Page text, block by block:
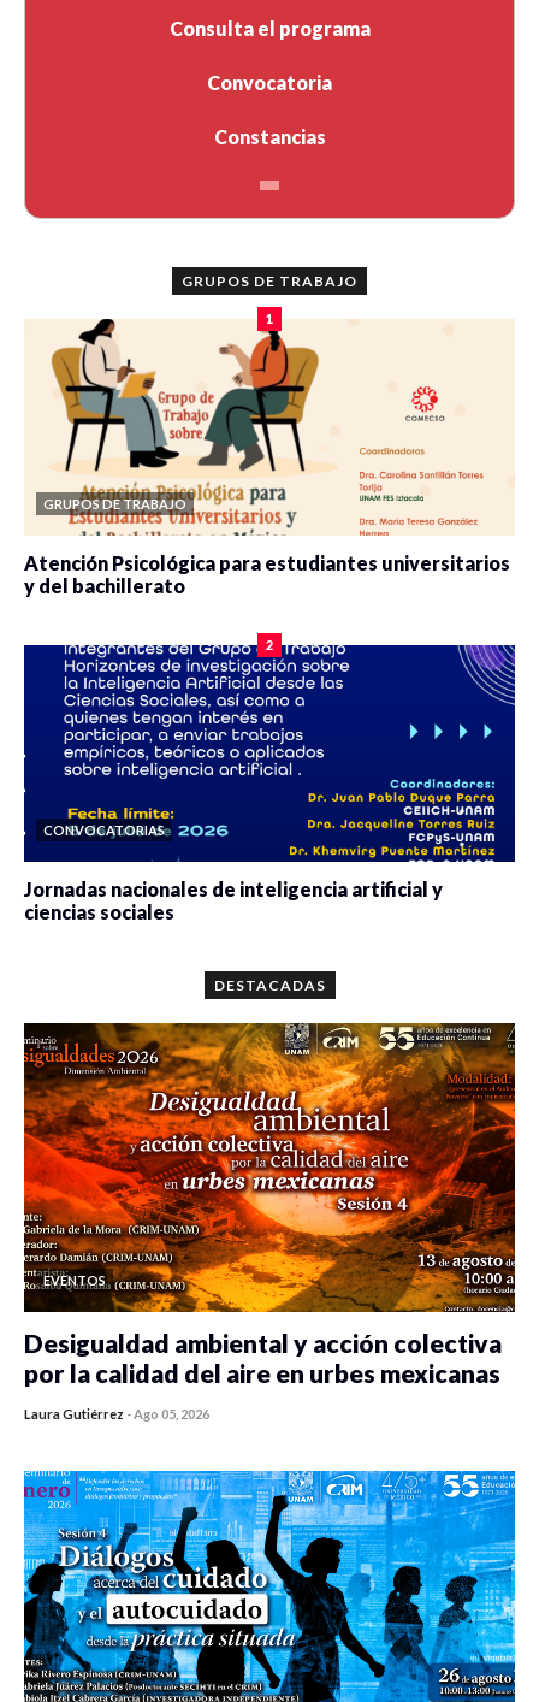
Consulta el programa
Convocatoria
Constancias
GRUPOS DE TRABAJO
1
GRUPOS DE TRABAJO
Atención Psicológica para estudiantes universitarios
y del bachillerato
2
CONVOCATORIAS
Jornadas nacionales de inteligencia artificial y
ciencias sociales
DESTACADAS
EVENTOS
Desigualdad ambiental y acción colectiva
por la calidad del aire en urbes mexicanas
Laura Gutiérrez -Ago 05, 2026